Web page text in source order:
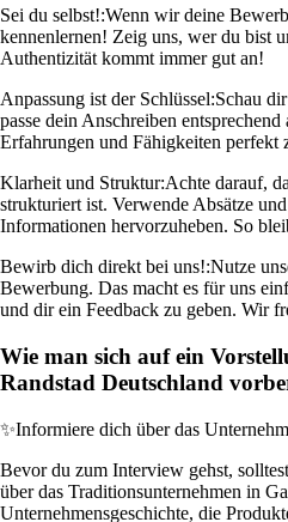
Sei du selbst!:Wenn wir deine
kennenlernen! Zeig uns, wer du bist
Authentizität kommt immer gut an!
Anpassung ist der Schlüssel:Schau
passe dein Anschreiben
Erfahrungen und Fähigkeiten perfekt
Klarheit und Struktur:Achte darauf,
strukturiert ist. Verwende Absätze
Informationen hervorzuheben. So
Bewirb dich direkt bei uns!:Nutze
Bewerbung. Das macht es für uns
und dir ein Feedback zu geben. Wir
Wie man sich auf ein
Randstad Deutschland
✨Informiere dich über das
Bevor du zum Interview gehst,
über das Traditionsunternehmen in
Unternehmensgeschichte, die